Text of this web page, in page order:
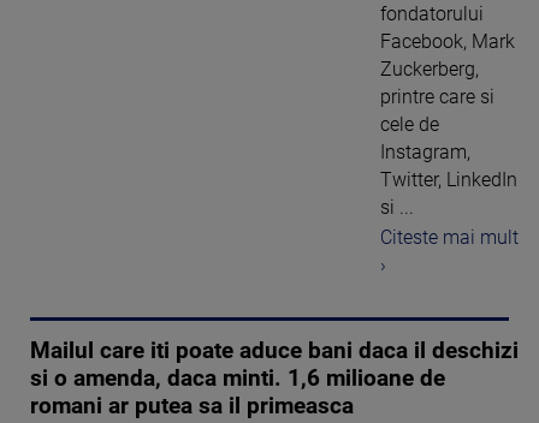
fondatorului
Facebook, Mark
Zuckerberg,
printre care si
cele de
Instagram,
Twitter, LinkedIn
si ...
Citeste mai mult
›
Mailul care iti poate aduce bani daca il deschizi
si o amenda, daca minti. 1,6 milioane de
romani ar putea sa il primeasca